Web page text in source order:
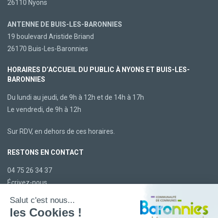
26110 Nyons
ANTENNE DE BUIS-LES-BARONNIES
19 boulevard Aristide Briand
26170 Buis-Les-Baronnies
HORAIRES D’ACCUEIL DU PUBLIC À NYONS ET BUIS-LES-
BARONNIES
Du lundi au jeudi, de 9h à 12h et de 14h à 17h
Le vendredi, de 9h à 12h
Sur RDV, en dehors de ces horaires.
RESTONS EN CONTACT
04 75 26 34 37
Écrivez-nous